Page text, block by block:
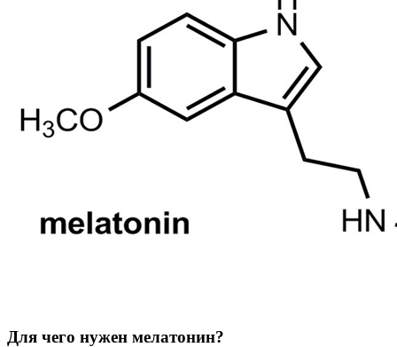
Для чего нужен мелатонин?